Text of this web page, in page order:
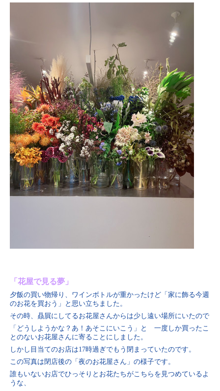
「花屋で見る夢」
夕飯の買い物帰り、ワインボトルが重かったけど「家に飾る今週
のお花を買おう」と思い立ちました。
その時、贔屓にしてるお花屋さんからは少し遠い場所にいたので
「どうしようかな？あ！あそこにいこう」と 一度しか買ったこ
とのないお花屋さんに寄ることにしました。
しかし目当てのお店は17時過ぎでもう閉まっていたのです。
この写真は閉店後の「夜のお花屋さん」の様子です。
誰もいないお店でひっそりとお花たちがこちらを見つめているよ
うな、